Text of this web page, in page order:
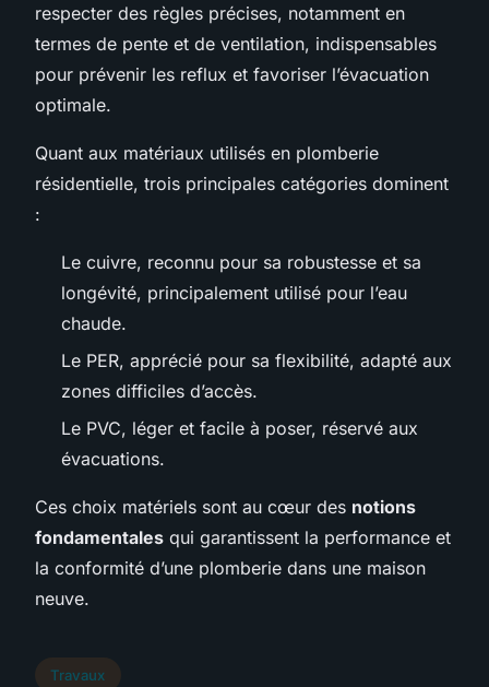
respecter des règles précises, notamment en
termes de pente et de ventilation, indispensables
pour prévenir les reflux et favoriser l’évacuation
optimale.
Quant aux matériaux utilisés en plomberie
résidentielle, trois principales catégories dominent
:
Le cuivre, reconnu pour sa robustesse et sa
longévité, principalement utilisé pour l’eau
chaude.
Le PER, apprécié pour sa flexibilité, adapté aux
zones difficiles d’accès.
Le PVC, léger et facile à poser, réservé aux
évacuations.
Ces choix matériels sont au cœur des notions
fondamentales qui garantissent la performance et
la conformité d’une plomberie dans une maison
neuve.
Travaux